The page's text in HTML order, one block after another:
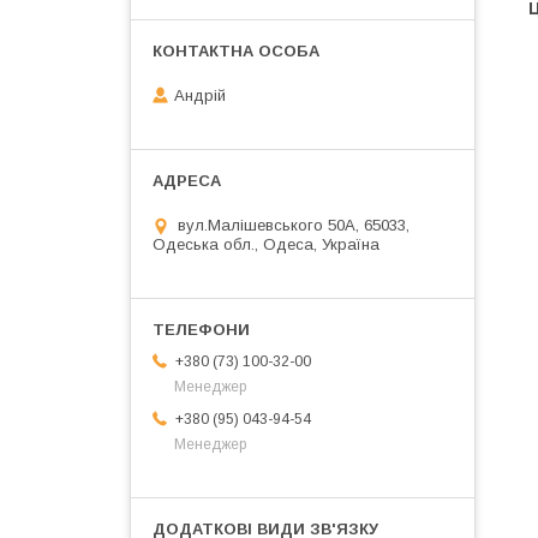
Андрій
вул.Малішевського 50А, 65033,
Одеська обл., Одеса, Україна
+380 (73) 100-32-00
Менеджер
+380 (95) 043-94-54
Менеджер